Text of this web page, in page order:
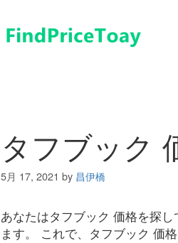
タフブック
5月 17, 2021 by 昌伊橋
あなたはタフブック 価格を探
ます。 これで、タフブック 価